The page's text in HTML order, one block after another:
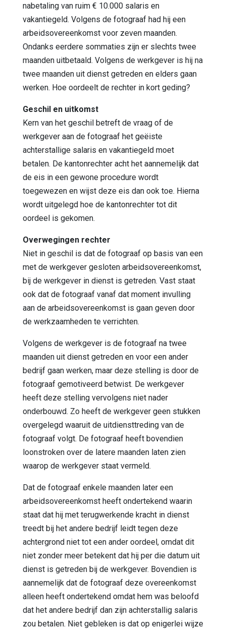
nabetaling van ruim € 10.000 salaris en
vakantiegeld. Volgens de fotograaf had hij een
arbeidsovereenkomst voor zeven maanden.
Ondanks eerdere sommaties zijn er slechts twee
maanden uitbetaald. Volgens de werkgever is hij na
twee maanden uit dienst getreden en elders gaan
werken. Hoe oordeelt de rechter in kort geding?
Geschil en uitkomst
Kern van het geschil betreft de vraag of de
werkgever aan de fotograaf het geëiste
achterstallige salaris en vakantiegeld moet
betalen. De kantonrechter acht het aannemelijk dat
de eis in een gewone procedure wordt
toegewezen en wijst deze eis dan ook toe. Hierna
wordt uitgelegd hoe de kantonrechter tot dit
oordeel is gekomen.
Overwegingen rechter
Niet in geschil is dat de fotograaf op basis van een
met de werkgever gesloten arbeidsovereenkomst,
bij de werkgever in dienst is getreden. Vast staat
ook dat de fotograaf vanaf dat moment invulling
aan de arbeidsovereenkomst is gaan geven door
de werkzaamheden te verrichten.
Volgens de werkgever is de fotograaf na twee
maanden uit dienst getreden en voor een ander
bedrijf gaan werken, maar deze stelling is door de
fotograaf gemotiveerd betwist. De werkgever
heeft deze stelling vervolgens niet nader
onderbouwd. Zo heeft de werkgever geen stukken
overgelegd waaruit de uitdiensttreding van de
fotograaf volgt. De fotograaf heeft bovendien
loonstroken over de latere maanden laten zien
waarop de werkgever staat vermeld.
Dat de fotograaf enkele maanden later een
arbeidsovereenkomst heeft ondertekend waarin
staat dat hij met terugwerkende kracht in dienst
treedt bij het andere bedrijf leidt tegen deze
achtergrond niet tot een ander oordeel, omdat dit
niet zonder meer betekent dat hij per die datum uit
dienst is getreden bij de werkgever. Bovendien is
aannemelijk dat de fotograaf deze overeenkomst
alleen heeft ondertekend omdat hem was beloofd
dat het andere bedrijf dan zijn achterstallig salaris
zou betalen. Niet gebleken is dat op enigerlei wijze